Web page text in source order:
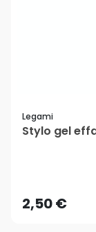
Legami
Stylo gel
2,50 €